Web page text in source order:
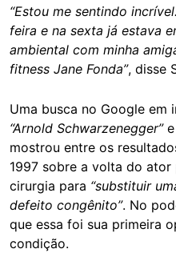
“Estou me sentindo
feira e na sexta já estava
ambiental com minha
fitness Jane Fonda”, disse
Uma busca no Google em
“Arnold Schwarzenegger”e
mostrou entre os
1997 sobre a volta do ator
cirurgia para “substituir
defeito congênito”. No
que essa foi sua primeira
condição.